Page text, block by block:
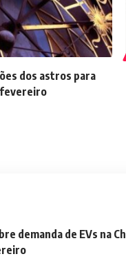
dos astros para
demanda de EVs na